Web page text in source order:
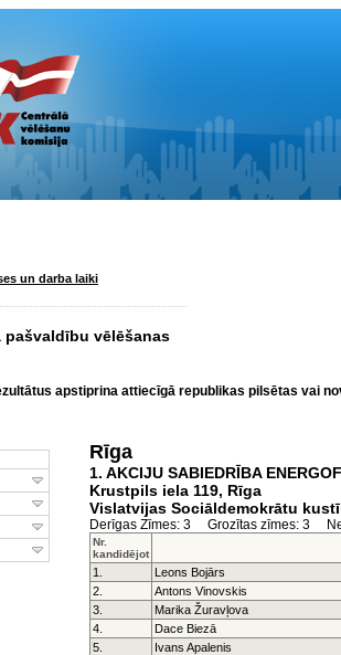
un darba laiki
pašvaldību vēlēšanas
apstiprina attiecīgā republikas pilsētas vai
Rīga
1. AKCIJU SABIEDRĪBA
Krustpils iela 119, Rīga
Vislatvijas Sociāldemokrātu
Derīgas Zīmes: 3 Grozītas zīmes: 3
Nr.
kandidējot
1.
Leons Bojārs
2.
Antons Vinovskis
3.
Marika Žuravļova
4.
Dace Biezā
5.
Ivans Apalenis